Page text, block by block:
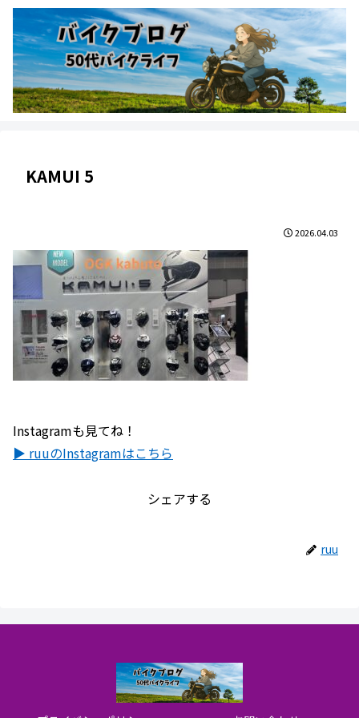
KAMUI 5
2026.04.03
Instagramも見てね！
▶ ruuのInstagramはこちら
シェアする
ruu